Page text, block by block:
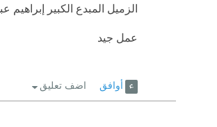
الزميل المبدع الكبير إبراهيم
عمل جيد
أوافق اضف تعليق